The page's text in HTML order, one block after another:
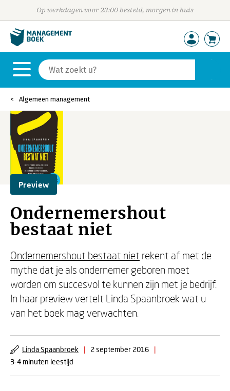
Op werkdagen voor 23:00 besteld, morgen in huis
Algemeen management
Preview
Ondernemershout
bestaat niet
Ondernemershout bestaat niet rekent af met de
mythe dat je als ondernemer geboren moet
worden om succesvol te kunnen zijn met je bedrijf.
In haar preview vertelt Linda Spaanbroek wat u
van het boek mag verwachten.
Linda Spaanbroek | 2 september 2016
|
3-4 minuten leestijd